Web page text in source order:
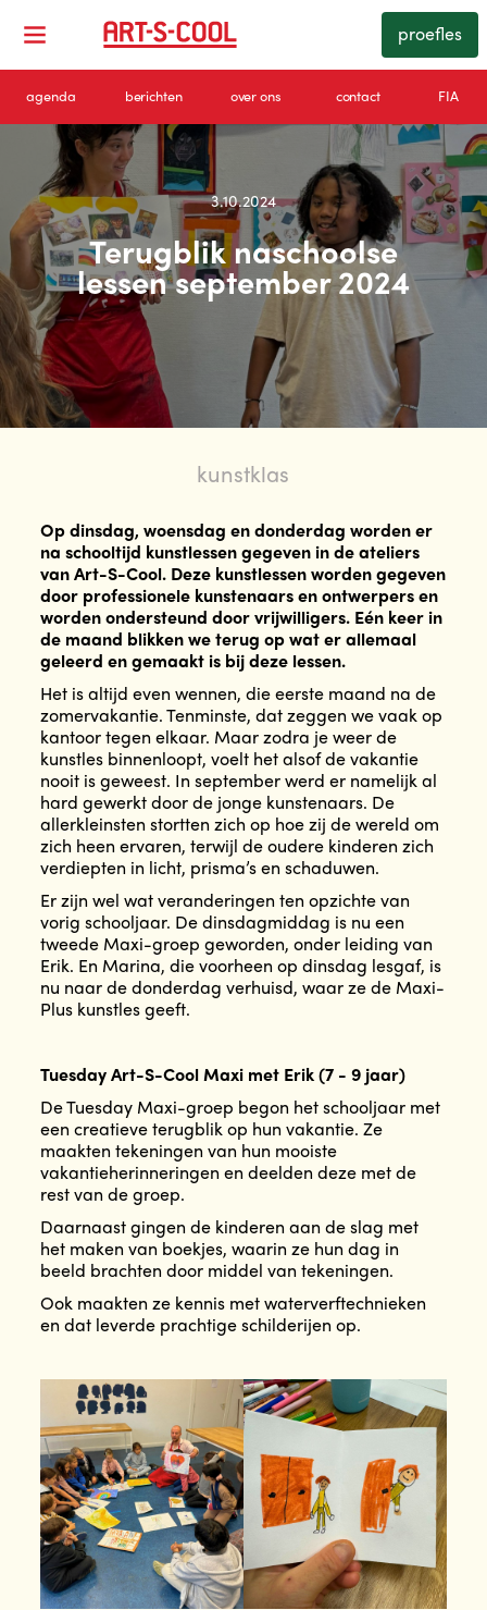
proefles
agenda berichten over ons contact FIA
3.10.2024
Terugblik naschoolse
lessen september 2024
kunstklas
Op dinsdag, woensdag en donderdag worden er
na schooltijd kunstlessen gegeven in de ateliers
van Art-S-Cool. Deze kunstlessen worden gegeven
door professionele kunstenaars en ontwerpers en
worden ondersteund door vrijwilligers. Eén keer in
de maand blikken we terug op wat er allemaal
geleerd en gemaakt is bij deze lessen.
Het is altijd even wennen, die eerste maand na de
zomervakantie. Tenminste, dat zeggen we vaak op
kantoor tegen elkaar. Maar zodra je weer de
kunstles binnenloopt, voelt het alsof de vakantie
nooit is geweest. In september werd er namelijk al
hard gewerkt door de jonge kunstenaars. De
allerkleinsten stortten zich op hoe zij de wereld om
zich heen ervaren, terwijl de oudere kinderen zich
verdiepten in licht, prisma’s en schaduwen.
Er zijn wel wat veranderingen ten opzichte van
vorig schooljaar. De dinsdagmiddag is nu een
tweede Maxi-groep geworden, onder leiding van
Erik. En Marina, die voorheen op dinsdag lesgaf, is
nu naar de donderdag verhuisd, waar ze de Maxi-
Plus kunstles geeft.
Tuesday Art-S-Cool Maxi met Erik (7 - 9 jaar)
De Tuesday Maxi-groep begon het schooljaar met
een creatieve terugblik op hun vakantie. Ze
maakten tekeningen van hun mooiste
vakantieherinneringen en deelden deze met de
rest van de groep.
Daarnaast gingen de kinderen aan de slag met
het maken van boekjes, waarin ze hun dag in
beeld brachten door middel van tekeningen.
Ook maakten ze kennis met waterverftechnieken
en dat leverde prachtige schilderijen op.